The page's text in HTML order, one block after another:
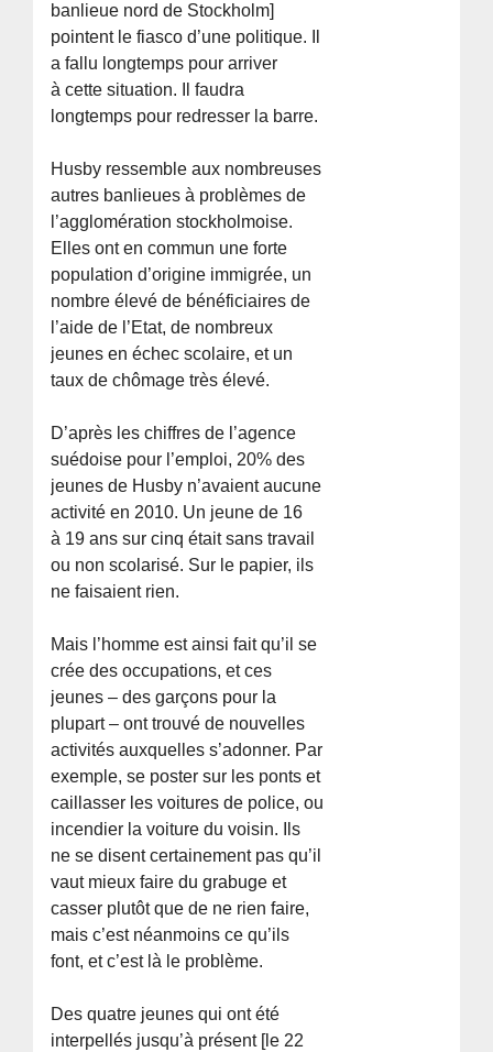
banlieue nord de Stockholm]
pointent le fiasco d’une politique. Il
a fallu longtemps pour arriver
à cette situation. Il faudra
longtemps pour redresser la barre.
Husby ressemble aux nombreuses
autres banlieues à problèmes de
l’agglomération stockholmoise.
Elles ont en commun une forte
population d’origine immigrée, un
nombre élevé de bénéficiaires de
l’aide de l’Etat, de nombreux
jeunes en échec scolaire, et un
taux de chômage très élevé.
D’après les chiffres de l’agence
suédoise pour l’emploi, 20% des
jeunes de Husby n’avaient aucune
activité en 2010. Un jeune de 16
à 19 ans sur cinq était sans travail
ou non scolarisé. Sur le papier, ils
ne faisaient rien.
Mais l’homme est ainsi fait qu’il se
crée des occupations, et ces
jeunes – des garçons pour la
plupart – ont trouvé de nouvelles
activités auxquelles s’adonner. Par
exemple, se poster sur les ponts et
caillasser les voitures de police, ou
incendier la voiture du voisin. Ils
ne se disent certainement pas qu’il
vaut mieux faire du grabuge et
casser plutôt que de ne rien faire,
mais c’est néanmoins ce qu’ils
font, et c’est là le problème.
Des quatre jeunes qui ont été
interpellés jusqu’à présent [le 22